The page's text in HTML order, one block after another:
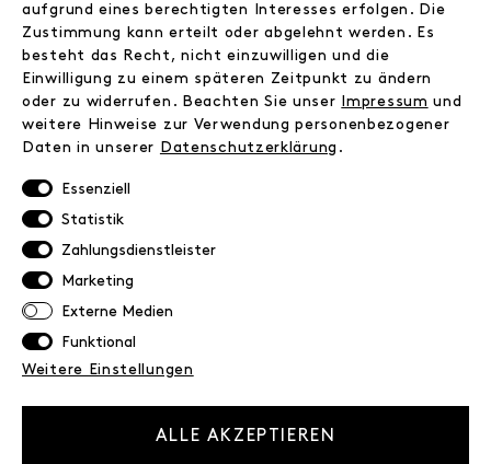
Kontakt
FAQ
Zahlungsinformationen
Versand
Retoure
Datenschutz
AGB
Impressum
NEWSLETTER
aufgrund eines berechtigten Interesses erfolgen. Die
Zustimmung kann erteilt oder abgelehnt werden. Es
besteht das Recht, nicht einzuwilligen und die
Einwilligung zu einem späteren Zeitpunkt zu ändern
oder zu widerrufen. Beachten Sie unser
Impressum und
weitere Hinweise zur Verwendung personenbezogener
Daten in unserer
Daten­schutz­erklärung .
Essenziell
Statistik
Zahlungsdienstleister
Marketing
Externe Medien
Funktional
Weitere Einstellungen
ALLE AKZEPTIEREN